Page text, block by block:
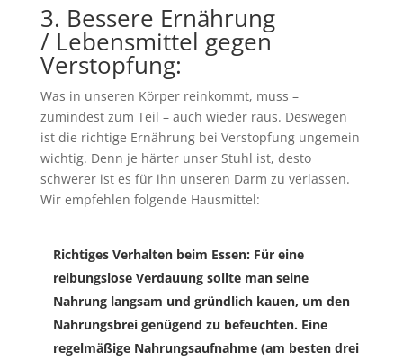
3. Bessere Ernährung
/ Lebensmittel gegen
Verstopfung:
Was in unseren Körper reinkommt, muss –
zumindest zum Teil – auch wieder raus. Deswegen
ist die richtige Ernährung bei Verstopfung ungemein
wichtig. Denn je härter unser Stuhl ist, desto
schwerer ist es für ihn unseren Darm zu verlassen.
Wir empfehlen folgende Hausmittel:
Richtiges Verhalten beim Essen: Für eine
reibungslose Verdauung sollte man seine
Nahrung langsam und gründlich kauen, um den
Nahrungsbrei genügend zu befeuchten. Eine
regelmäßige Nahrungsaufnahme (am besten drei